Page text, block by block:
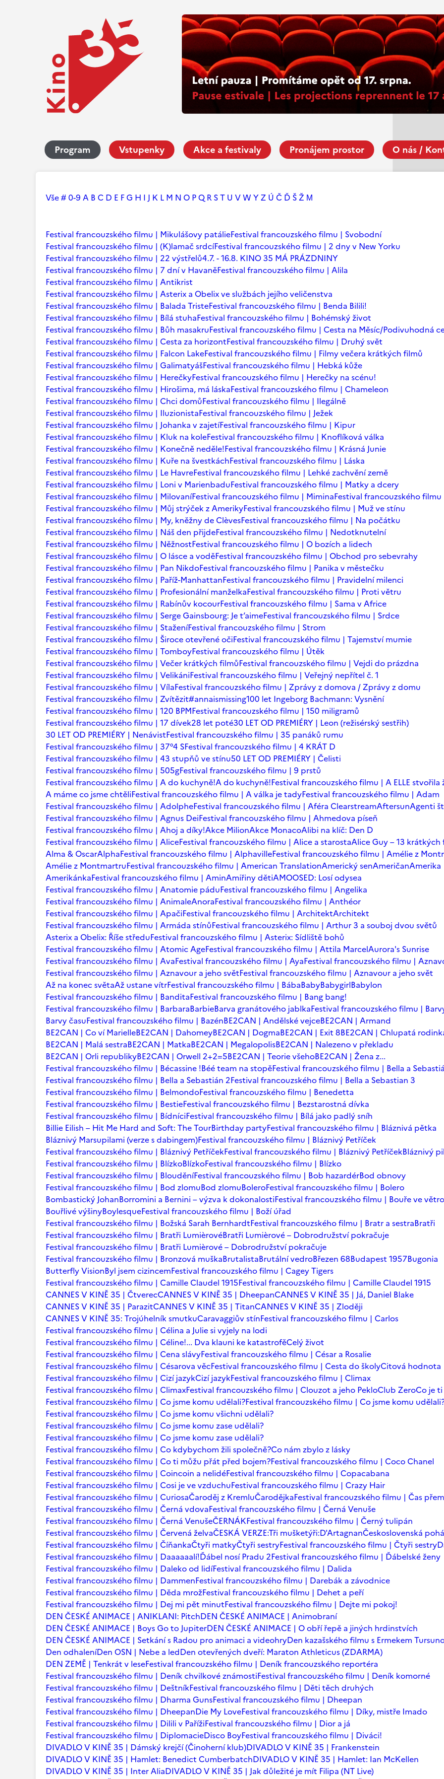
Program Vstupenky Akce a festivaly Pronájem prostor O nás /
Vše# 0-9 A B C D E FG H I J K L M N O PQ R ST U VW YZ Ú Č Ď ŠŽ М
Festival francouzského filmu | Mikulášovy patálieFestival francouzského filmu | Svobodní
Festival francouzského filmu | (K)lamač srdcíFestival francouzského filmu | 2 dny v New Yorku
Festival francouzského filmu | 22 výstřelů4.7. - 16.8. KINO 35 MÁ PRÁZDNINY
Festival francouzského filmu | 7 dní v HavaněFestival francouzského filmu | Alila
Festival francouzského filmu | Antikrist
Festival francouzského filmu | Asterix a Obelix ve službách jejího veličenstva
Festival francouzského filmu | Balada TristeFestival francouzského filmu | Benda Bilili!
Festival francouzského filmu | Bílá stuhaFestival francouzského filmu | Bohémský život
Festival francouzského filmu | Bůh masakruFestival francouzského filmu | Cesta na Měsíc/Podivuhodná
Festival francouzského filmu | Cesta za horizontFestival francouzského filmu | Druhý svět
Festival francouzského filmu | Falcon LakeFestival francouzského filmu | Filmy večera krátkých filmů
Festival francouzského filmu | GalimatyášFestival francouzského filmu | Hebká kůže
Festival francouzského filmu | HerečkyFestival francouzského filmu | Herečky na scénu!
Festival francouzského filmu | Hirošima, má láskaFestival francouzského filmu | Chameleon
Festival francouzského filmu | Chci domůFestival francouzského filmu | Ilegálně
Festival francouzského filmu | IluzionistaFestival francouzského filmu | Ježek
Festival francouzského filmu | Johanka v zajetíFestival francouzského filmu | Kipur
Festival francouzského filmu | Kluk na koleFestival francouzského filmu | Knoflíková válka
Festival francouzského filmu | Konečně neděle!Festival francouzského filmu | Krásná Junie
Festival francouzského filmu | Kuře na švestkáchFestival francouzského filmu | Láska
Festival francouzského filmu | Le HavreFestival francouzského filmu | Lehké zachvění země
Festival francouzského filmu | Loni v MarienbaduFestival francouzského filmu | Matky a dcery
Festival francouzského filmu | MilovaníFestival francouzského filmu | MiminaFestival francouzského
Festival francouzského filmu | Můj strýček z AmerikyFestival francouzského filmu | Muž ve stínu
Festival francouzského filmu | My, kněžny de ClèvesFestival francouzského filmu | Na počátku
Festival francouzského filmu | Náš den přijdeFestival francouzského filmu | Nedotknutelní
Festival francouzského filmu | NěžnostFestival francouzského filmu | O bozích a lidech
Festival francouzského filmu | O lásce a voděFestival francouzského filmu | Obchod pro sebevrahy
Festival francouzského filmu | Pan NikdoFestival francouzského filmu | Panika v městečku
Festival francouzského filmu | Paříž-ManhattanFestival francouzského filmu | Pravidelní milenci
Festival francouzského filmu | Profesionální manželkaFestival francouzského filmu | Proti větru
Festival francouzského filmu | Rabínův kocourFestival francouzského filmu | Sama v Africe
Festival francouzského filmu | Serge Gainsbourg: Je t’aimeFestival francouzského filmu | Srdce
Festival francouzského filmu | StaženíFestival francouzského filmu | Strom
Festival francouzského filmu | Široce otevřené očiFestival francouzského filmu | Tajemství mumie
Festival francouzského filmu | TomboyFestival francouzského filmu | Útěk
Festival francouzského filmu | Večer krátkých filmůFestival francouzského filmu | Vejdi do prázdna
Festival francouzského filmu | VelikániFestival francouzského filmu | Veřejný nepřítel č. 1
Festival francouzského filmu | VílaFestival francouzského filmu | Zprávy z domova / Zprávy z domu
Festival francouzského filmu | Zvítězit#annaismissing100 let Ingeborg Bachmann: Vysnění
Festival francouzského filmu | 120 BPMFestival francouzského filmu | 150 miligramů
Festival francouzského filmu | 17 dívek28 let poté30 LET OD PREMIÉRY | Leon (režisérský sestřih)
30 LET OD PREMIÉRY | NenávistFestival francouzského filmu | 35 panáků rumu
Festival francouzského filmu | 37°4 SFestival francouzského filmu | 4 KRÁT D
Festival francouzského filmu | 43 stupňů ve stínu50 LET OD PREMIÉRY | Čelisti
Festival francouzského filmu | 505gFestival francouzského filmu | 9 prstů
Festival francouzského filmu | A do kuchyně!A do kuchyně!Festival francouzského filmu | A ELLE stvořila
A máme co jsme chtěliFestival francouzského filmu | A válka je tadyFestival francouzského filmu | Adam
Festival francouzského filmu | AdolpheFestival francouzského filmu | Aféra ClearstreamAftersunAgenti
Festival francouzského filmu | Agnus DeiFestival francouzského filmu | Ahmedova píseň
Festival francouzského filmu | Ahoj a díky!Akce MilionAkce MonacoAlibi na klíč: Den D
Festival francouzského filmu | AliceFestival francouzského filmu | Alice a starostaAlice Guy – 13 krátkých
Alma & OscarAlphaFestival francouzského filmu | AlphavilleFestival francouzského filmu | Amélie z
Amélie z MontmartruFestival francouzského filmu | American TranslationAmerický senAmeričanAmerika
AmerikánkaFestival francouzského filmu | AminAmiřiny dětiAMOOSED: Losí odysea
Festival francouzského filmu | Anatomie páduFestival francouzského filmu | Angelika
Festival francouzského filmu | AnimaleAnoraFestival francouzského filmu | Anthéor
Festival francouzského filmu | ApačiFestival francouzského filmu | ArchitektArchitekt
Festival francouzského filmu | Armáda stínůFestival francouzského filmu | Arthur 3 a souboj dvou světů
Asterix a Obelix: Říše středuFestival francouzského filmu | Asterix: Sídliště bohů
Festival francouzského filmu | Atomic AgeFestival francouzského filmu | Attila MarcelAurora's Sunrise
Festival francouzského filmu | AvaFestival francouzského filmu | AyaFestival francouzského filmu |
Festival francouzského filmu | Aznavour a jeho světFestival francouzského filmu | Aznavour a jeho svět
Až na konec světaAž ustane vítrFestival francouzského filmu | BábaBabyBabygirlBabylon
Festival francouzského filmu | BanditaFestival francouzského filmu | Bang bang!
Festival francouzského filmu | BarbaraBarbieBarva granátového jablkaFestival francouzského filmu |
Barvy časuFestival francouzského filmu | BazénBE2CAN | Andělské vejceBE2CAN | Armand
BE2CAN | Co ví MarielleBE2CAN | DahomeyBE2CAN | DogmaBE2CAN | Exit 8BE2CAN | Chlupatá
BE2CAN | Malá sestraBE2CAN | MatkaBE2CAN | MegalopolisBE2CAN | Nalezeno v překladu
BE2CAN | Orli republikyBE2CAN | Orwell 2+2=5BE2CAN | Teorie všehoBE2CAN | Žena z...
Festival francouzského filmu | Bécassine !Béé team na stopěFestival francouzského filmu | Bella a
Festival francouzského filmu | Bella a Sebastián 2Festival francouzského filmu | Bella a Sebastian 3
Festival francouzského filmu | BelmondoFestival francouzského filmu | Benedetta
Festival francouzského filmu | BestieFestival francouzského filmu | Bezstarostná dívka
Festival francouzského filmu | BídníciFestival francouzského filmu | Bílá jako padlý sníh
Billie Eilish – Hit Me Hard and Soft: The TourBirthday partyFestival francouzského filmu | Bláznivá pětka
Bláznivý Marsupilami (verze s dabingem)Festival francouzského filmu | Bláznivý Petříček
Festival francouzského filmu | Bláznivý PetříčekFestival francouzského filmu | Bláznivý PetříčekBláznivý
Festival francouzského filmu | BlízkoBlízkoFestival francouzského filmu | Blízko
Festival francouzského filmu | BlouděníFestival francouzského filmu | Bob hazardérBod obnovy
Festival francouzského filmu | Bod zlomuBod zlomuBoleroFestival francouzského filmu | Bolero
Bombastický JohanBorromini a Bernini – výzva k dokonalostiFestival francouzského filmu | Bouře ve
Bouřlivé výšinyBoylesqueFestival francouzského filmu | Boží úřad
Festival francouzského filmu | Božská Sarah BernhardtFestival francouzského filmu | Bratr a sestraBratři
Festival francouzského filmu | Bratři LumièrovéBratři Lumièrové – Dobrodružství pokračuje
Festival francouzského filmu | Bratři Lumièrové – Dobrodružství pokračuje
Festival francouzského filmu | Bronzová muškaBrutalistaBrutální vedroBřezen 68Budapest 1957Bugonia
Butterfly VisionByl jsem cizincemFestival francouzského filmu | Cagey Tigers
Festival francouzského filmu | Camille Claudel 1915Festival francouzského filmu | Camille Claudel 1915
CANNES V KINĚ 35 | ČtverecCANNES V KINĚ 35 | DheepanCANNES V KINĚ 35 | Já, Daniel Blake
CANNES V KINĚ 35 | ParazitCANNES V KINĚ 35 | TitanCANNES V KINĚ 35 | Zloději
CANNES V KINĚ 35: Trojúhelník smutkuCaravaggiův stínFestival francouzského filmu | Carlos
Festival francouzského filmu | Célina a Julie si vyjely na lodi
Festival francouzského filmu | Céline!... Dva klauni ke katastrofěCelý život
Festival francouzského filmu | Cena slávyFestival francouzského filmu | César a Rosalie
Festival francouzského filmu | Césarova věcFestival francouzského filmu | Cesta do školyCitová hodnota
Festival francouzského filmu | Cizí jazykCizí jazykFestival francouzského filmu | Climax
Festival francouzského filmu | ClimaxFestival francouzského filmu | Clouzot a jeho PekloClub ZeroCo je
Festival francouzského filmu | Co jsme komu udělali?Festival francouzského filmu | Co jsme komu
Festival francouzského filmu | Co jsme komu všichni udělali?
Festival francouzského filmu | Co jsme komu zase udělali?
Festival francouzského filmu | Co jsme komu zase udělali?
Festival francouzského filmu | Co kdybychom žili společně?Co nám zbylo z lásky
Festival francouzského filmu | Co ti můžu přát před bojem?Festival francouzského filmu | Coco Chanel
Festival francouzského filmu | Coincoin a nelidéFestival francouzského filmu | Copacabana
Festival francouzského filmu | Cosi je ve vzduchuFestival francouzského filmu | Crazy Hair
Festival francouzského filmu | CuriosaČaroděj z KremluČarodějkaFestival francouzského filmu | Čas
Festival francouzského filmu | Černá vdovaFestival francouzského filmu | Černá Venuše
Festival francouzského filmu | Černá VenušeČERNÁKFestival francouzského filmu | Černý tulipán
Festival francouzského filmu | Červená želvaČESKÁ VERZE:Tři mušketýři:D'ArtagnanČeskoslovenská
Festival francouzského filmu | ČíňankaČtyři matkyČtyři sestryFestival francouzského filmu | Čtyři sestry
Festival francouzského filmu | Daaaaaalí!Ďábel nosí Pradu 2Festival francouzského filmu | Ďábelské ženy
Festival francouzského filmu | Daleko od lidíFestival francouzského filmu | Dalida
Festival francouzského filmu | DammenFestival francouzského filmu | Darebák a závodnice
Festival francouzského filmu | Děda mrožFestival francouzského filmu | Dehet a peří
Festival francouzského filmu | Dej mi pět minutFestival francouzského filmu | Dejte mi pokoj!
DEN ČESKÉ ANIMACE | ANIKLANI: PitchDEN ČESKÉ ANIMACE | Animobraní
DEN ČESKÉ ANIMACE | Boys Go to JupiterDEN ČESKÉ ANIMACE | O obří řepě a jiných hrdinstvích
DEN ČESKÉ ANIMACE | Setkání s Radou pro animaci a videohryDen kazašského filmu s Ermekem
Den odhaleníDen OSN | Nebe a ledDen otevřených dveří: Maraton Athleticus (ZDARMA)
DEN ZEMĚ | Tenkrát v leseFestival francouzského filmu | Deník francouzského reportéra
Festival francouzského filmu | Deník chvilkové známostiFestival francouzského filmu | Deník komorné
Festival francouzského filmu | DeštníkFestival francouzského filmu | Děti těch druhých
Festival francouzského filmu | Dharma GunsFestival francouzského filmu | Dheepan
Festival francouzského filmu | DheepanDie My LoveFestival francouzského filmu | Díky, mistře Imado
Festival francouzského filmu | Dilili v PařížiFestival francouzského filmu | Dior a já
Festival francouzského filmu | DiplomacieDisco BoyFestival francouzského filmu | Diváci!
DIVADLO V KINĚ 35 | Dámský krejčí (Činoherní klub)DIVADLO V KINĚ 35 | Frankenstein
DIVADLO V KINĚ 35 | Hamlet: Benedict CumberbatchDIVADLO V KINĚ 35 | Hamlet: Ian McKellen
DIVADLO V KINĚ 35 | Inter AliaDIVADLO V KINĚ 35 | Jak důležité je mít Filipa (NT Live)